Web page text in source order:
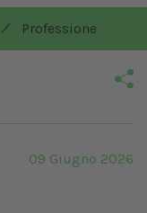
/ Professione
09 Giugno 2026